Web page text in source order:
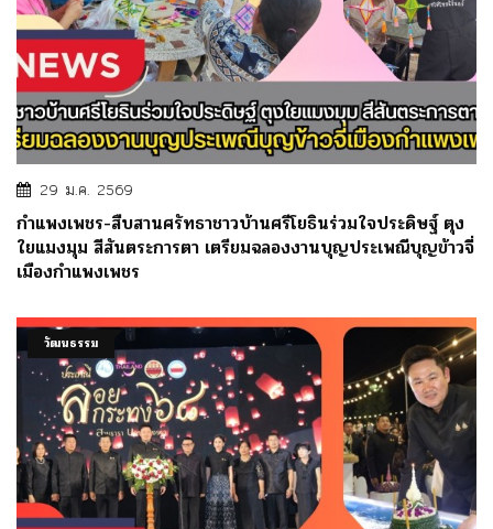
29 ม.ค. 2569
กำแพงเพชร-สืบสานศรัทธาชาวบ้านศรีโยธินร่วมใจประดิษฐ์ ตุง
ใยแมงมุม สีสันตระการตา เตรียมฉลองงานบุญประเพณีบุญข้าวจี่
เมืองกำแพงเพชร
วัฒนธรรม